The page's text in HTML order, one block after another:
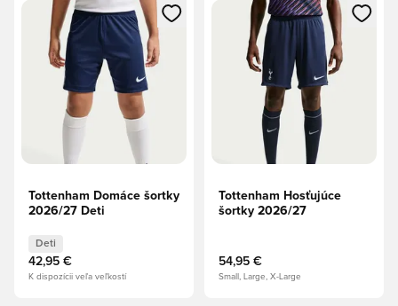
Otvorí modál na prihlásenie alebo registráciu ako člen
Tottenham Domáce šortky
2026/27 Deti
Deti
42,95 €
K dispozícii veľa veľkostí
Otvorí modál na prihlásenie
Tottenham Hosťujúce
šortky 2026/27
54,95 €
Small, Large, X-Large